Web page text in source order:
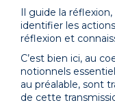
Il guide la
identifier les
réflexion et
C’est bien ici, au
notionnels
au préalable, sont
de cette